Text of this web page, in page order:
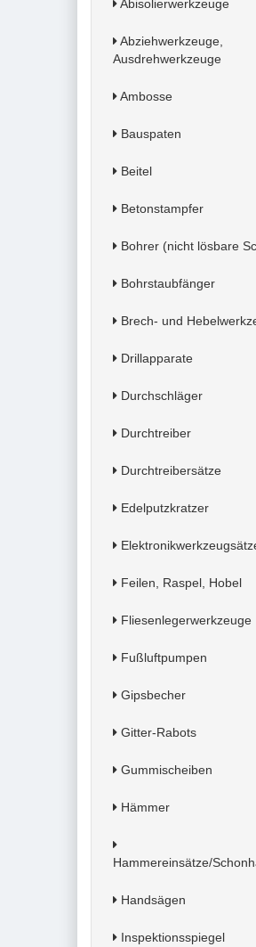
Abisolierwerkzeuge
Abziehwerkzeuge,
Ausdrehwerkzeuge
Ambosse
Bauspaten
Beitel
Betonstampfer
Bohrer (nicht lösbare
Bohrstaubfänger
Brech- und
Drillapparate
Durchschläger
Durchtreiber
Durchtreibersätze
Edelputzkratzer
Feilen, Raspel, Hobel
Fliesenlegerwerkzeuge
Fußluftpumpen
Gipsbecher
Gitter-Rabots
Gummischeiben
Hämmer
Hammereinsätze/
Handsägen
Inspektionsspiegel